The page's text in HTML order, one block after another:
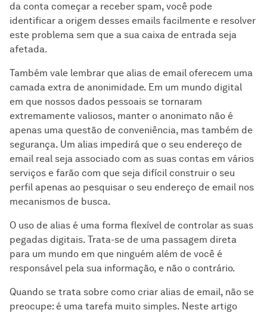
da conta começar a receber spam, você pode
identificar a origem desses emails facilmente e resolver
este problema sem que a sua caixa de entrada seja
afetada.
Também vale lembrar que alias de email oferecem uma
camada extra de anonimidade. Em um mundo digital
em que nossos dados pessoais se tornaram
extremamente valiosos, manter o anonimato não é
apenas uma questão de conveniência, mas também de
segurança. Um alias impedirá que o seu endereço de
email real seja associado com as suas contas em vários
serviços e farão com que seja difícil construir o seu
perfil apenas ao pesquisar o seu endereço de email nos
mecanismos de busca.
O uso de alias é uma forma flexível de controlar as suas
pegadas digitais. Trata-se de uma passagem direta
para um mundo em que ninguém além de você é
responsável pela sua informação, e não o contrário.
Quando se trata sobre como criar alias de email, não se
preocupe: é uma tarefa muito simples. Neste artigo